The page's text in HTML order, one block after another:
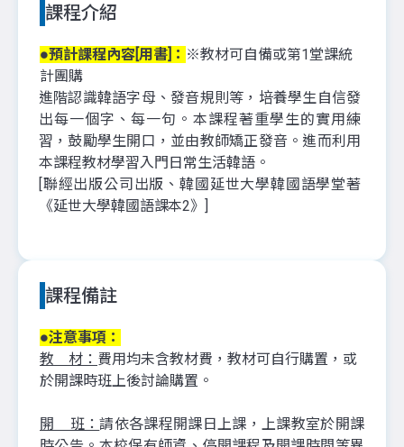
課程介紹
●預計課程內容[用書]： ※教材可自備或第1堂課統
計團購
進階認識韓語字母、發音規則等，培養學生自信發
出每一個字、每一句。本課程著重學生的實用練
習，鼓勵學生開口，並由教師矯正發音。進而利用
本課程教材學習入門日常生活韓語。
[聯經出版公司出版、韓國延世大學韓國語學堂著
《延世大學韓國語課本2》]
課程備註
●注意事項：
教 材： 費用均未含教材費，教材可自行購置，或
於開課時班上後討論購置。
開 班：請依各課程開課日上課，上課教室於開課